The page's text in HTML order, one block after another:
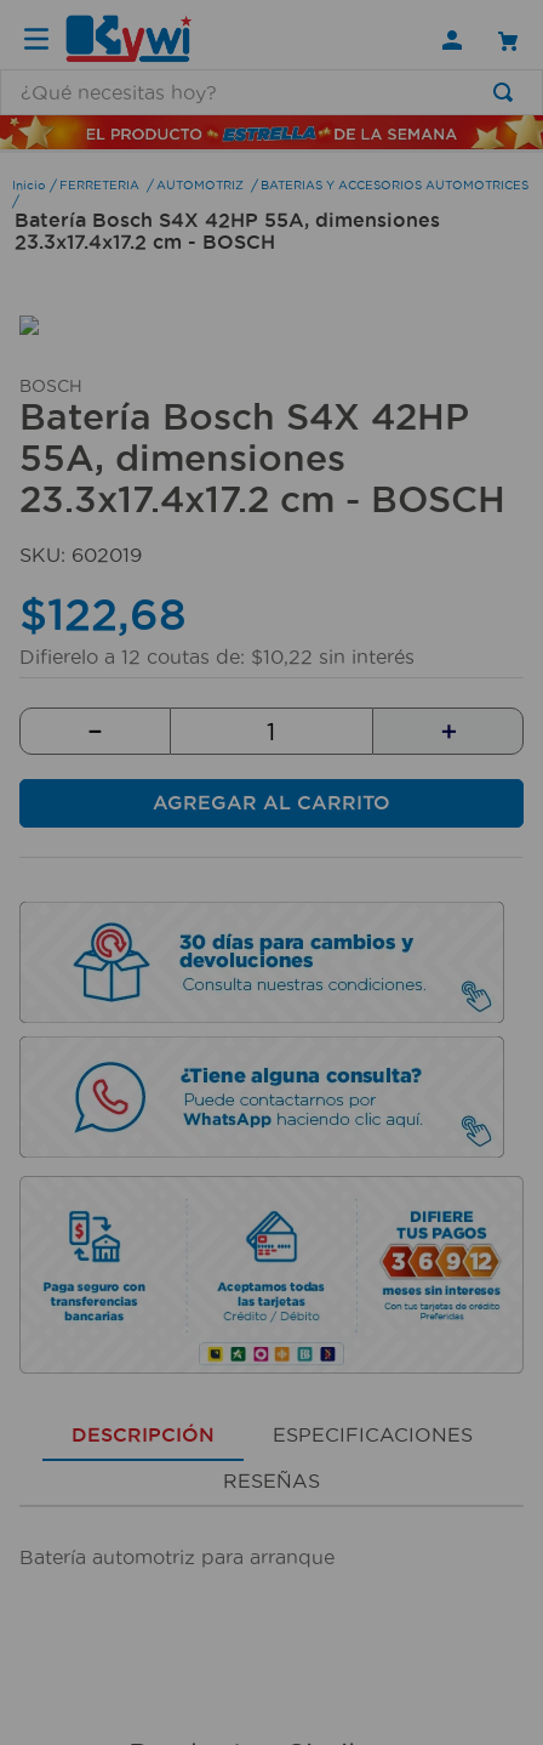
FERRETERIA AUTOMOTRIZ BATERIAS Y ACCESORIOS AUTOMOTRICES
Batería Bosch S4X 42HP 55A, dimensiones
23.3x17.4x17.2 cm - BOSCH
BOSCH
Batería Bosch S4X 42HP
55A, dimensiones
23.3x17.4x17.2 cm - BOSCH
SKU: 602019
$122,68
Difierelo a 12 coutas de: $10,22 sin interés
＋
－
AGREGAR AL CARRITO
DESCRIPCIÓN ESPECIFICACIONES
RESEÑAS
Batería automotriz para arranque
TÉRMINOS MÁS BUSCADOS
1 .
lamparas
2.
ducha
6.
organizador
7.
cerradura
8.
taladro
9.
aspiradora
10. sillas